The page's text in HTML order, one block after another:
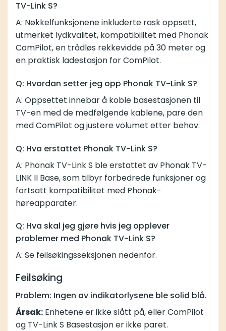
TV-Link S?
A: Nøkkelfunksjonene inkluderte rask oppsett,
utmerket lydkvalitet, kompatibilitet med Phonak
ComPilot, en trådløs rekkevidde på 30 meter og
en praktisk ladestasjon for ComPilot.
Q: Hvordan setter jeg opp Phonak TV-Link S?
A: Oppsettet innebar å koble basestasjonen til
TV-en med de medfølgende kablene, pare den
med ComPilot og justere volumet etter behov.
Q: Hva erstattet Phonak TV-Link S?
A: Phonak TV-Link S ble erstattet av Phonak TV-
LINK II Base, som tilbyr forbedrede funksjoner og
fortsatt kompatibilitet med Phonak-
høreapparater.
Q: Hva skal jeg gjøre hvis jeg opplever
problemer med Phonak TV-Link S?
A: Se feilsøkingsseksjonen nedenfor.
Feilsøking
Problem: Ingen av indikatorlysene ble solid blå.
Årsak: Enhetene er ikke slått på, eller ComPilot
og TV-Link S Basestasjon er ikke paret.